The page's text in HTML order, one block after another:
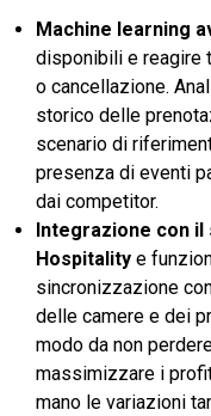
Machine learning
disponibili e reagire
o cancellazione.
storico delle
scenario di
presenza di eventi
dai competitor.
Integrazione con
Hospitality e
sincronizzazione
delle camere e dei
modo da non
massimizzare i
mano le variazioni